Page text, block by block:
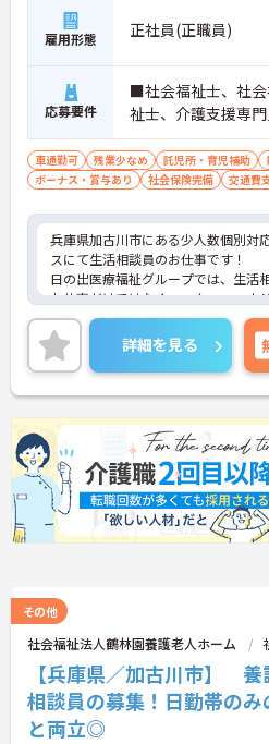
雇用形態 正社員(正職員)
応募要件
■社会福祉士、社
祉士、介護支援専
車通勤可 残業少なめ 託児所・育児補助
ボーナス・賞与あり
社会保険完備 交通費
兵庫県加古川市にある少人数個別対
スにて生活相談員のお仕事です！
日の出医療福祉グループでは、生活
お仕事だけではなく、スタッフマネ
管理など、
次のステージをご用意しているので
て働くことができます♪
研修や勉強会のほか、現場の先輩た
とは多く、働きながら着実にキャリ
せます☆
ご興味がある方は是非一度マイナビ
ださい！さらに詳細などお伝えしま
詳細を見る
その他
社会福祉法人鶴林園養護老人ホーム
【兵庫県／加古川市】
相談員の募集！日勤帯の
と両立◎